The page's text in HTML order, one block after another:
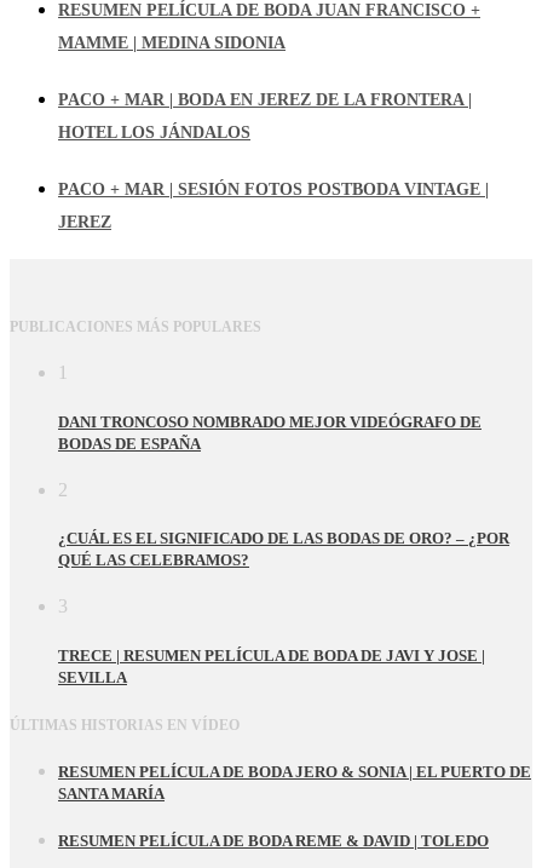
RESUMEN PELÍCULA DE BODA JUAN FRANCISCO +
MAMME | MEDINA SIDONIA
PACO + MAR | BODA EN JEREZ DE LA FRONTERA |
HOTEL LOS JÁNDALOS
PACO + MAR | SESIÓN FOTOS POSTBODA VINTAGE |
JEREZ
PUBLICACIONES MÁS POPULARES
1
DANI TRONCOSO NOMBRADO MEJOR VIDEÓGRAFO DE
BODAS DE ESPAÑA
2
¿CUÁL ES EL SIGNIFICADO DE LAS BODAS DE ORO? – ¿POR
QUÉ LAS CELEBRAMOS?
3
TRECE | RESUMEN PELÍCULA DE BODA DE JAVI Y JOSE |
SEVILLA
ÚLTIMAS HISTORIAS EN VÍDEO
RESUMEN PELÍCULA DE BODA JERO & SONIA | EL PUERTO DE
SANTA MARÍA
RESUMEN PELÍCULA DE BODA REME & DAVID | TOLEDO